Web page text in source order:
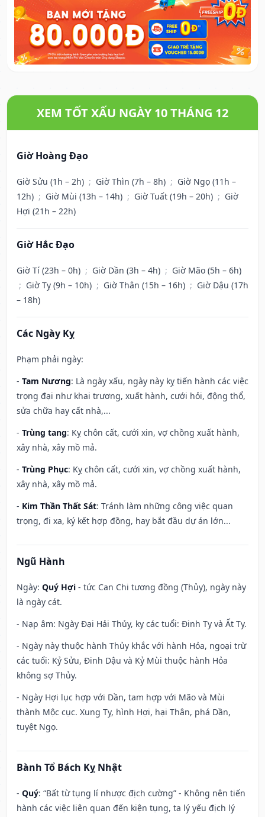
XEM TỐT XẤU NGÀY 10 THÁNG 12
Giờ Hoàng Đạo
Giờ Sửu (1h – 2h) ; Giờ Thìn (7h – 8h) ; Giờ Ngọ (11h –
12h) ; Giờ Mùi (13h – 14h) ; Giờ Tuất (19h – 20h) ; Giờ
Hợi (21h – 22h)
Giờ Hắc Đạo
Giờ Tí (23h – 0h) ; Giờ Dần (3h – 4h) ; Giờ Mão (5h – 6h)
; Giờ Tỵ (9h – 10h) ; Giờ Thân (15h – 16h) ; Giờ Dậu (17h
– 18h)
Các Ngày Kỵ
Phạm phải ngày:
- Tam Nương: Là ngày xấu, ngày này kỵ tiến hành các việc
trọng đại như khai trương, xuất hành, cưới hỏi, động thổ,
sửa chữa hay cất nhà,...
- Trùng tang: Kỵ chôn cất, cưới xin, vợ chồng xuất hành,
xây nhà, xây mồ mả.
- Trùng Phục: Kỵ chôn cất, cưới xin, vợ chồng xuất hành,
xây nhà, xây mồ mả.
- Kim Thần Thất Sát: Tránh làm những công việc quan
trọng, đi xa, ký kết hợp đồng, hay bắt đầu dự án lớn...
Ngũ Hành
Ngày: Quý Hợi - tức Can Chi tương đồng (Thủy), ngày này
là ngày cát.
- Nạp âm: Ngày Đại Hải Thủy, kỵ các tuổi: Đinh Tỵ và Ất Tỵ.
- Ngày này thuộc hành Thủy khắc với hành Hỏa, ngoại trừ
các tuổi: Kỷ Sửu, Đinh Dậu và Kỷ Mùi thuộc hành Hỏa
không sợ Thủy.
- Ngày Hợi lục hợp với Dần, tam hợp với Mão và Mùi
thành Mộc cục. Xung Tỵ, hình Hợi, hại Thân, phá Dần,
tuyệt Ngọ.
Bành Tổ Bách Kỵ Nhật
- Quý: “Bất từ tụng lí nhược địch cường” - Không nên tiến
hành các việc liên quan đến kiện tụng, ta lý yếu địch lý